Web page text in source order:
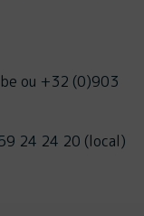
ou +32 (0)903
24 24 20 (local)